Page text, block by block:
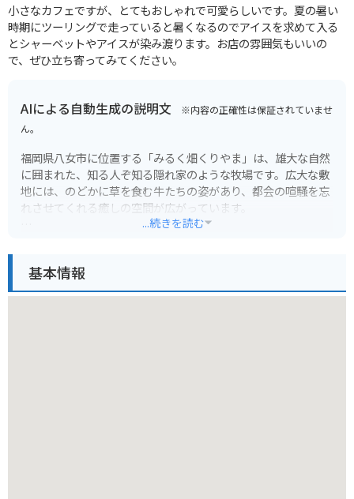
小さなカフェですが、とてもおしゃれで可愛らしいです。夏の暑い
時期にツーリングで走っていると暑くなるのでアイスを求めて入る
とシャーベットやアイスが染み渡ります。お店の雰囲気もいいの
で、ぜひ立ち寄ってみてください。
AIによる自動生成の説明文 ※内容の正確性は保証されていませ
ん。
福岡県八女市に位置する「みるく畑くりやま」は、雄大な自然
に囲まれた、知る人ぞ知る隠れ家のような牧場です。広大な敷
地には、のどかに草を食む牛たちの姿があり、都会の喧騒を忘
れさせてくれる癒しの空間が広がっています。
でコクのあるソフトクリームや、素材の味を活かしたヨーグル
ト、チーズなどは絶品。訪れた際にはぜひ味わっていただきた
...続きを読む
基本情報